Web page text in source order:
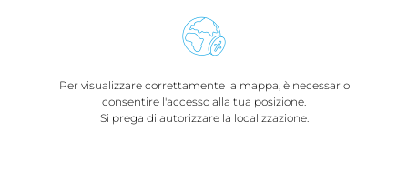
Per visualizzare correttamente la mappa, è necessario
consentire l'accesso alla tua posizione.
Si prega di autorizzare la localizzazione.